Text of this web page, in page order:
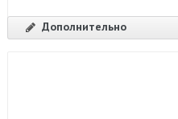
Дополнительно